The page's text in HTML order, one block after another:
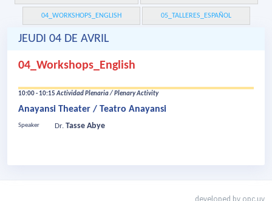
04_WORKSHOPS_ENGLISH 05_TALLERES_ESPAÑOL
JEUDI 04 DE AVRIL
04_Workshops_English
10:00 - 10:15Actividad Plenaria / Plenary Activity
Anayansi Theater / Teatro Anayansi
Speaker Dr. Tasse Abye
developed by opc.uy